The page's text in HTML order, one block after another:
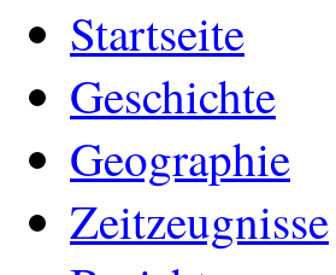
Startseite
Geschichte
Geographie
Zeitzeugnisse